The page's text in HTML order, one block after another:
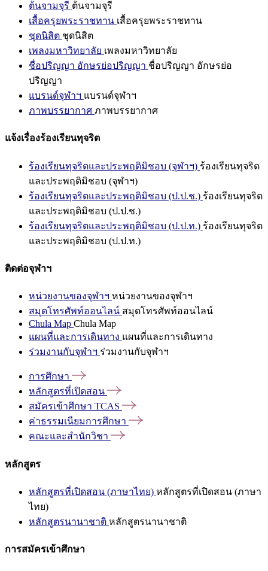
ต้นจามจุรี ต้นจามจุรี
เสื้อครุยพระราชทาน เสื้อครุยพระราชทาน
ชุดนิสิต ชุดนิสิต
เพลงมหาวิทยาลัย เพลงมหาวิทยาลัย
ชื่อปริญญา อักษรย่อปริญญา ชื่อปริญญา อักษรย่อ
ปริญญา
แบรนด์จุฬาฯ แบรนด์จุฬาฯ
ภาพบรรยากาศ ภาพบรรยากาศ
แจ้งเรื่องร้องเรียนทุจริต
ร้องเรียนทุจริตและประพฤติมิชอบ (จุฬาฯ) ร้องเรียนทุจริต
และประพฤติมิชอบ (จุฬาฯ)
ร้องเรียนทุจริตและประพฤติมิชอบ (ป.ป.ช.) ร้องเรียนทุจริต
และประพฤติมิชอบ (ป.ป.ช.)
ร้องเรียนทุจริตและประพฤติมิชอบ (ป.ป.ท.) ร้องเรียนทุจริต
และประพฤติมิชอบ (ป.ป.ท.)
ติดต่อจุฬาฯ
หน่วยงานของจุฬาฯ หน่วยงานของจุฬาฯ
สมุดโทรศัพท์ออนไลน์ สมุดโทรศัพท์ออนไลน์
Chula Map Chula Map
แผนที่และการเดินทาง แผนที่และการเดินทาง
ร่วมงานกับจุฬาฯ ร่วมงานกับจุฬาฯ
การศึกษา
หลักสูตรที่เปิดสอน
สมัครเข้าศึกษา TCAS
ค่าธรรมเนียมการศึกษา
คณะและสำนักวิชา
หลักสูตร
หลักสูตรที่เปิดสอน (ภาษาไทย) หลักสูตรที่เปิดสอน (ภาษา
ไทย)
หลักสูตรนานาชาติ หลักสูตรนานาชาติ
การสมัครเข้าศึกษา